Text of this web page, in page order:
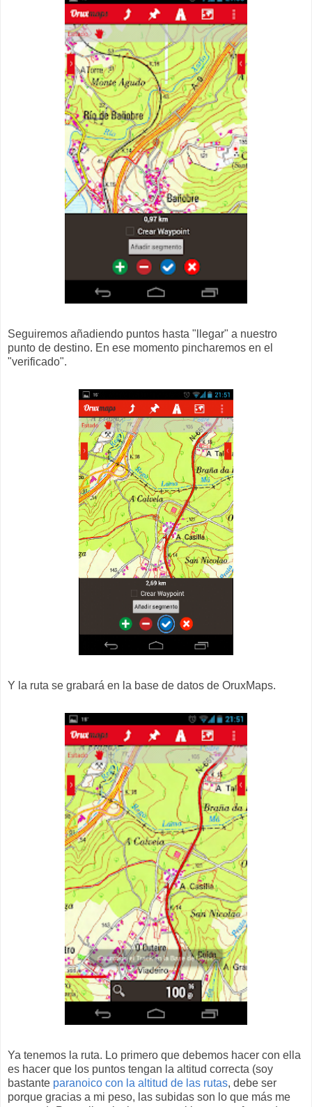
Seguiremos añadiendo puntos hasta "llegar" a nuestro
punto de destino. En ese momento pincharemos en el
"verificado".
Y la ruta se grabará en la base de datos de OruxMaps.
Ya tenemos la ruta. Lo primero que debemos hacer con ella
es hacer que los puntos tengan la altitud correcta (soy
bastante paranoico con la altitud de las rutas, debe ser
porque gracias a mi peso, las subidas son lo que más me